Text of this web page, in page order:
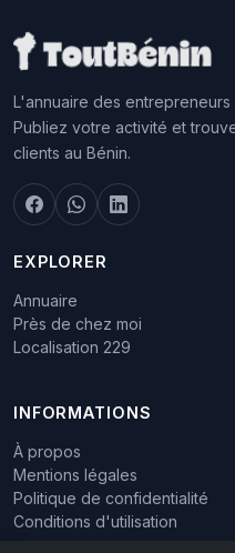
L'annuaire des entrepreneurs
Publiez votre activité et
clients au Bénin.
EXPLORER
Annuaire
Près de chez moi
Localisation 229
INFORMATIONS
À propos
Mentions légales
Politique de confidentialité
Conditions d'utilisation